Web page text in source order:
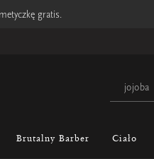
gratis.
Brutalny Barber Ciało